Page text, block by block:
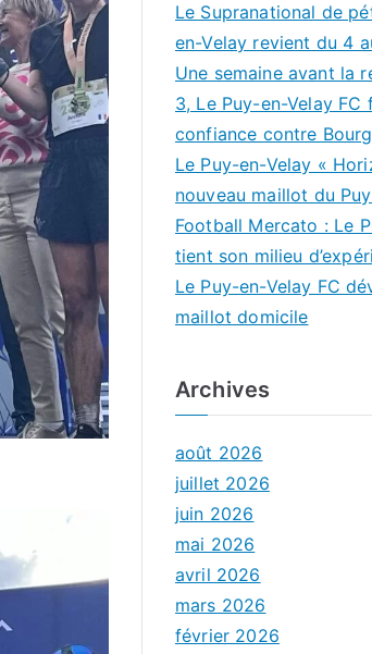
Le Supranational de
en-Velay revient du 4
Une semaine avant la
3, Le Puy-en-Velay
confiance contre
Le Puy-en-Velay «
nouveau maillot du
Football Mercato : Le
tient son milieu
Le Puy-en-Velay FC
maillot domicile
Archives
août 2026
juillet 2026
juin 2026
mai 2026
avril 2026
mars 2026
février 2026